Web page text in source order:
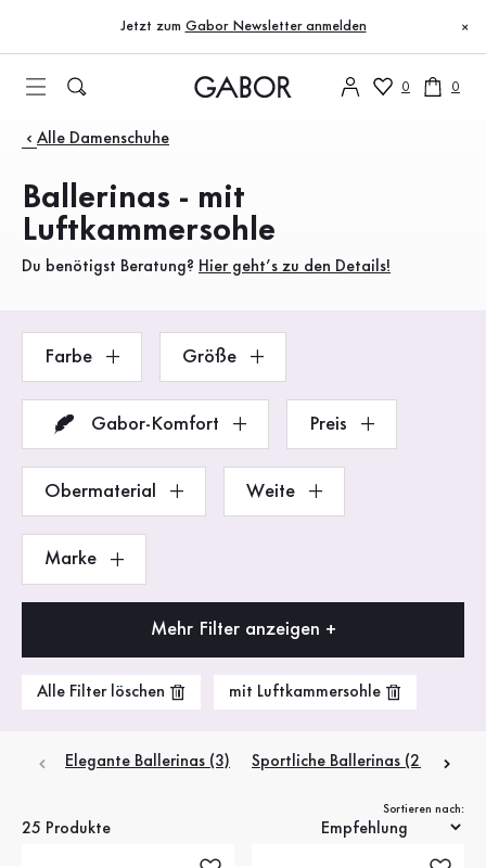
Zum Inhaltsverzeichnis
Zur Hauptnavigation
Jetzt zum Gabor Newsletter anmelden ×
0 0
Produkte
Alle Damenschuhe
Ballerinas - mit
Luftkammersohle
Du benötigst Beratung? Hier geht’s zu den Details!
Farbe Größe
Gabor-Komfort Preis
Obermaterial Weite
Marke
Mehr Filter anzeigen +
Alle Filter löschen mit Luftkammersohle
Elegante Ballerinas (3) Sportliche Ballerinas (22)
25 Produkte
Sortieren nach: